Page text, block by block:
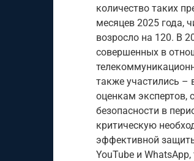
количество таких
месяцев 2025 года,
возросло на 120. В
совершенных в
также участились –
оценкам экспертов,
безопасности в
критическую
эффективной
YouTube и